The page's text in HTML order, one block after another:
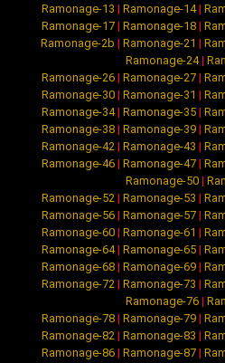
Ramonage-13 | Ramonage-14|
Ramonage-17| Ramonage-18|
Ramonage-2b | Ramonage-21 |
Ramonage-24|
Ramonage-26| Ramonage-27|
Ramonage-30| Ramonage-31 |
Ramonage-34| Ramonage-35|
Ramonage-38| Ramonage-39|
Ramonage-42| Ramonage-43 |
Ramonage-46| Ramonage-47|
Ramonage-50|
Ramonage-52| Ramonage-53 |
Ramonage-56| Ramonage-57|
Ramonage-60| Ramonage-61 |
Ramonage-64| Ramonage-65|
Ramonage-68| Ramonage-69|
Ramonage-72| Ramonage-73 |
Ramonage-76|
Ramonage-78| Ramonage-79|
Ramonage-82| Ramonage-83 |
Ramonage-86| Ramonage-87|